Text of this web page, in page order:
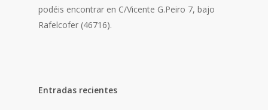
podéis encontrar en C/Vicente G.Peiro 7, bajo
Rafelcofer (46716).
Entradas recientes